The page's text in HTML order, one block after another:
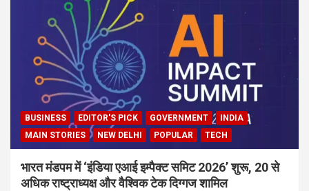
BUSINESS EDITOR'S PICK GOVERNMENT
INDIA
MAIN STORIES
NEW DELHI POPULAR TECH
भारत मंडपम में ‘इंडिया एआई इम्पैक्ट समिट 2026’ शुरू, 20 से
अधिक राष्ट्राध्यक्ष और वैश्विक टेक दिग्गज शामिल